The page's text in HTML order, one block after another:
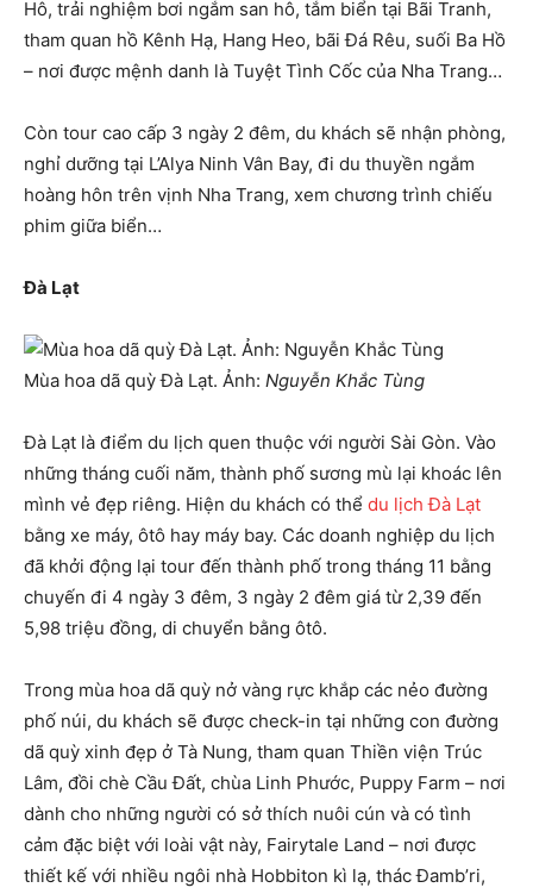
Hô, trải nghiệm bơi ngắm san hô, tắm biển tại Bãi Tranh,
tham quan hồ Kênh Hạ, Hang Heo, bãi Đá Rêu, suối Ba Hồ
– nơi được mệnh danh là Tuyệt Tình Cốc của Nha Trang…
Còn tour cao cấp 3 ngày 2 đêm, du khách sẽ nhận phòng,
nghỉ dưỡng tại L’Alya Ninh Vân Bay, đi du thuyền ngắm
hoàng hôn trên vịnh Nha Trang, xem chương trình chiếu
phim giữa biển…
Đà Lạt
Mùa hoa dã quỳ Đà Lạt. Ảnh: Nguyễn Khắc Tùng
Đà Lạt là điểm du lịch quen thuộc với người Sài Gòn. Vào
những tháng cuối năm, thành phố sương mù lại khoác lên
mình vẻ đẹp riêng. Hiện du khách có thể du lịch Đà Lạt
bằng xe máy, ôtô hay máy bay. Các doanh nghiệp du lịch
đã khởi động lại tour đến thành phố trong tháng 11 bằng
chuyến đi 4 ngày 3 đêm, 3 ngày 2 đêm giá từ 2,39 đến
5,98 triệu đồng, di chuyển bằng ôtô.
Trong mùa hoa dã quỳ nở vàng rực khắp các nẻo đường
phố núi, du khách sẽ được check-in tại những con đường
dã quỳ xinh đẹp ở Tà Nung, tham quan Thiền viện Trúc
Lâm, đồi chè Cầu Đất, chùa Linh Phước, Puppy Farm – nơi
dành cho những người có sở thích nuôi cún và có tình
cảm đặc biệt với loài vật này, Fairytale Land – nơi được
thiết kế với nhiều ngôi nhà Hobbiton kì lạ, thác Đamb’ri,